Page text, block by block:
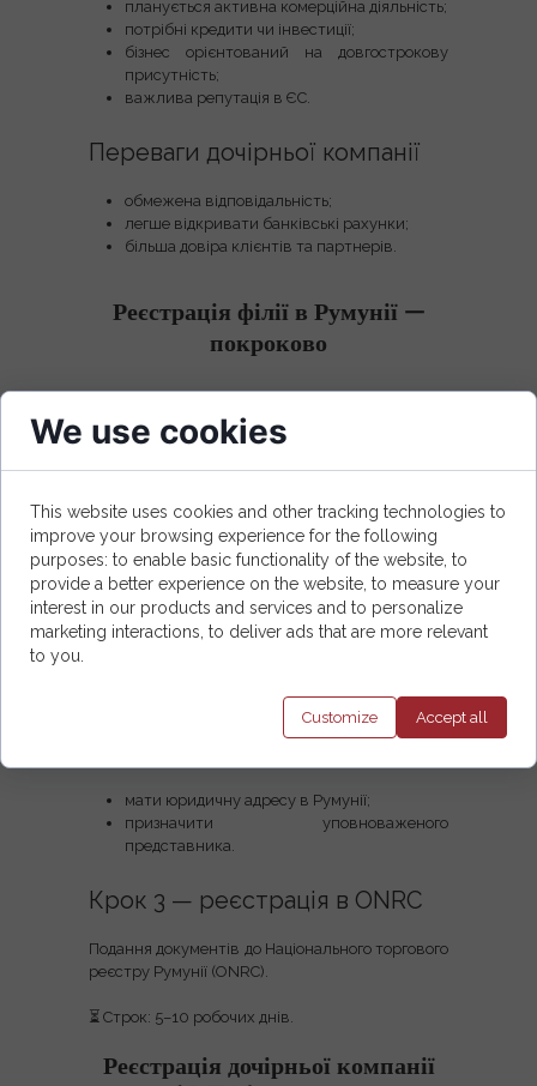
планується активна комерційна діяльність;
потрібні кредити чи інвестиції;
бізнес орієнтований на довгострокову
присутність;
важлива репутація в ЄС.
Переваги дочірньої компанії
обмежена відповідальність;
легше відкривати банківські рахунки;
більша довіра клієнтів та партнерів.
Реєстрація філії в Румунії —
покроково
документів материнської
Потрібно:
виписка з торгового реєстру;
статут;
рішення про відкриття філії;
переклад і апостиль.
мати юридичну адресу в Румунії;
призначити уповноваженого
представника.
Крок 3 — реєстрація в ONRC
Подання документів до Національного торгового
реєстру Румунії (ONRC).
⏳ Строк: 5–10 робочих днів.
Реєстрація дочірньої компанії
We use cookies
This website uses cookies and other tracking technologies to
improve your browsing experience for the following
purposes: to enable basic functionality of the website, to
provide a better experience on the website, to measure your
interest in our products and services and to personalize
marketing interactions, to deliver ads that are more relevant
to you.
Customize Accept all